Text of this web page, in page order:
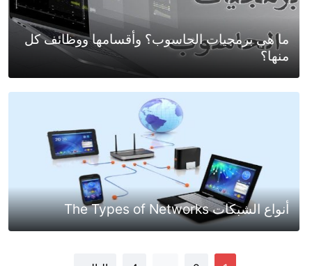
ما هي برمجيات الحاسوب؟ وأقسامها ووظائف كل
منها؟
أنواع الشبكات The Types of Networks